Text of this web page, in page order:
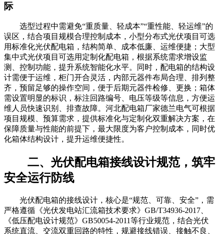
际
选型过程中需避免“重质量、轻成本”“重性能、轻运维”的
误区，结合项目规模合理控制成本，小型分布式光伏项目可选
用标准化光伏配电箱，结构简单、成本低廉、运维便捷；大型
集中式光伏项目可选用定制化配电箱，根据系统需求增设监
测、控制功能，提升系统智能化水平。同时，配电箱的结构设
计需便于运维，柜门开合灵活，内部元器件布局合理、排列整
齐，预留足够的操作空间，便于后期元器件检修、更换；箱体
需设置明显的标识，标注回路编号、电压等级等信息，方便运
维人员快速识别、排查故障。河北配电箱厂家德兰电气可根据
项目规模、预算需求，提供标准化与定制化双重解决方案，在
保障质量与性能的前提下，最大限度为客户控制成本，同时优
化箱体结构设计，提升运维便捷性。
二、光伏配电箱接线设计规范，筑牢
安全运行防线
光伏配电箱的接线设计，核心是“规范、可靠、安全”，需
严格遵循《光伏发电站汇流箱技术要求》GB/T34936-2017、
《低压配电设计规范》GB50054-2011等行业规范，结合光伏
系统直流、交流双重回路的特性，规避接线错误、接触不良、